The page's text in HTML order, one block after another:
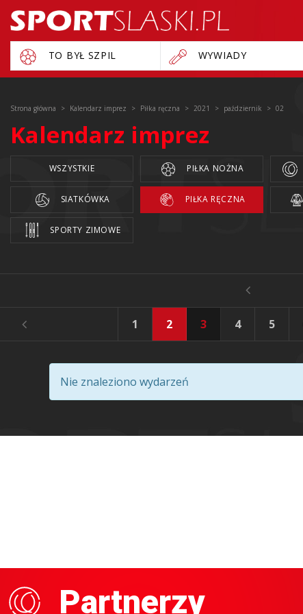
TO BYŁ SZPIL WYWIADY
Strona główna Kalendarz imprez Piłka ręczna 2021 październik 02
Kalendarz imprez
WSZYSTKIE PIŁKA NOŻNA
SIATKÓWKA PIŁKA RĘCZNA
SPORTY ZIMOWE
1 2 3 4 5
Nie znaleziono wydarzeń
Partnerzy